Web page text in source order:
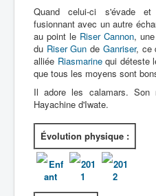
Quand celui-ci s'évade
fusionnant avec un autre
au point le Riser Cannon,
du Riser Gun de Ganriser, ce
alliée Riasmarinequi déteste
que tous les moyens sont
Il adore les calamars. Son
Hayachine d'Iwate.
Évolution physique :
Enf
ant
201
1
201
2